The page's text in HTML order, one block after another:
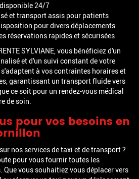
24/7
et transport assis pour patients
pour divers déplacements
réservations rapides et sécurisées
SYLVIANE, vous bénéficiez d'un
et d'un suivi constant de votre
à vos contraintes horaires et
garantissant un transport fluide vers
ce soit pour un rendez-vous médical
de soin.
pour vos besoins en
nos services de taxi et de transport ?
pour vous fournir toutes les
vous souhaitiez vous déplacer vers